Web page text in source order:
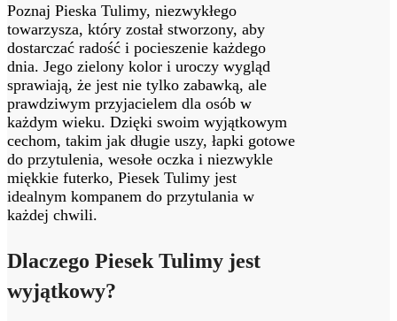
Poznaj Pieska Tulimy, niezwykłego
towarzysza, który został stworzony, aby
dostarczać radość i pocieszenie każdego
dnia. Jego zielony kolor i uroczy wygląd
sprawiają, że jest nie tylko zabawką, ale
prawdziwym przyjacielem dla osób w
każdym wieku. Dzięki swoim wyjątkowym
cechom, takim jak długie uszy, łapki gotowe
do przytulenia, wesołe oczka i niezwykle
miękkie futerko, Piesek Tulimy jest
idealnym kompanem do przytulania w
każdej chwili.
Dlaczego Piesek Tulimy jest
wyjątkowy?